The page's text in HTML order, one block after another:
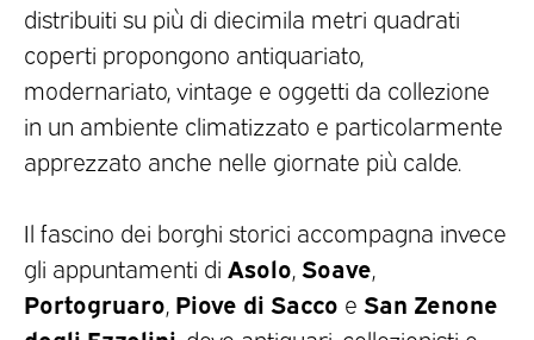
distribuiti su più di diecimila metri quadrati
coperti propongono antiquariato,
modernariato, vintage e oggetti da collezione
in un ambiente climatizzato e particolarmente
apprezzato anche nelle giornate più calde.
Il fascino dei borghi storici accompagna invece
gli appuntamenti di Asolo Soave
Portogruaro Piove di Sacco e San Zenone